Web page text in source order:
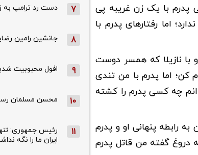
پدرم با یک زن غریبه پی
اما رفتارهای پدرم با
با نازیلا که همسر دوست
کن؛ اما پدرم با من تندی
چه کسی پدرم را کشته
رابطه پنهانی او و پدرم
دروغ گفته من قاتل پدرم
7 دست رد ترامپ به
8 جانشین رامین
9 افول محبوبیت
10 محسن مسلمان
11
رئیس جمهوری:
ایران ما را نگه